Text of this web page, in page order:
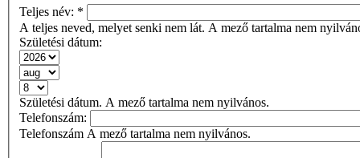
Teljes név: *
A teljes neved, melyet senki nem lát. A mező tartalma nem
Születési dátum:
Születési dátum. A mező tartalma nem nyilvános.
Telefonszám:
Telefonszám A mező tartalma nem nyilvános.